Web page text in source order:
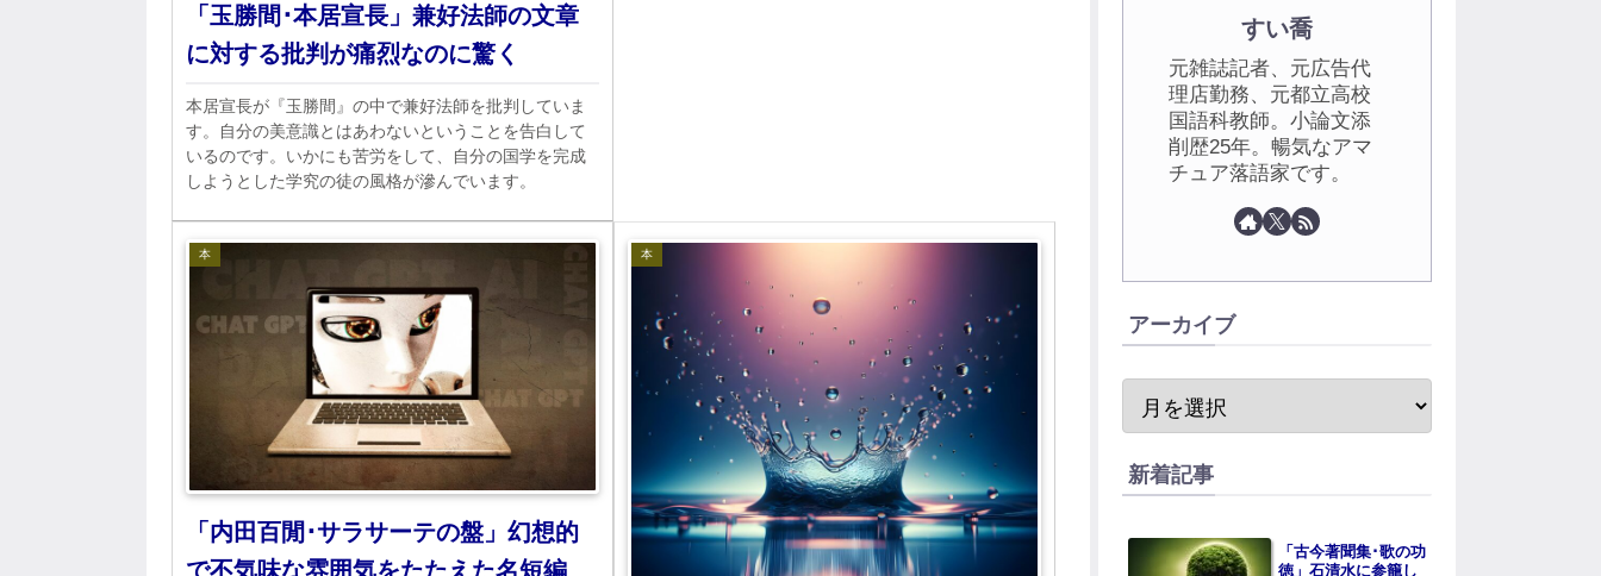
「玉勝間･本居宣長」兼好法師の文章
に対する批判が痛烈なのに驚く
本居宣長が『玉勝間』の中で兼好法師を批判していま
す。自分の美意識とはあわないということを告白して
いるのです。いかにも苦労をして、自分の国学を完成
しようとした学究の徒の風格が滲んでいます。
本
「内田百閒･サラサーテの盤」幻想的
で不気味な雰囲気をたたえた名短編
本
すい喬
元雑誌記者、元広告代
理店勤務、元都立高校
国語科教師。小論文添
削歴25年。暢気なアマ
チュア落語家です。
アーカイブ
新着記事
「古今著聞集･歌の功
徳」石清水に参籠し